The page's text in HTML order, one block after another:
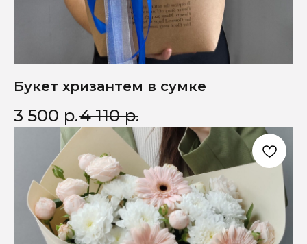
Букет хризантем в сумке
3 500 р.4 110 р.